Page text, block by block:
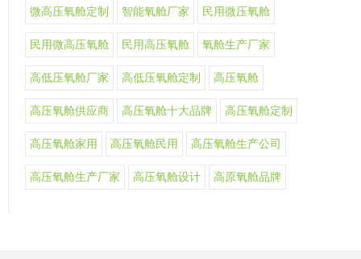
微高压氧舱定制 智能氧舱厂家 民用微压氧舱
民用微高压氧舱 民用高压氧舱 氧舱生产厂家
高低压氧舱厂家 高低压氧舱定制 高压氧舱
高压氧舱供应商 高压氧舱十大品牌 高压氧舱定制
高压氧舱家用 高压氧舱民用 高压氧舱生产公司
高压氧舱生产厂家 高压氧舱设计 高原氧舱品牌